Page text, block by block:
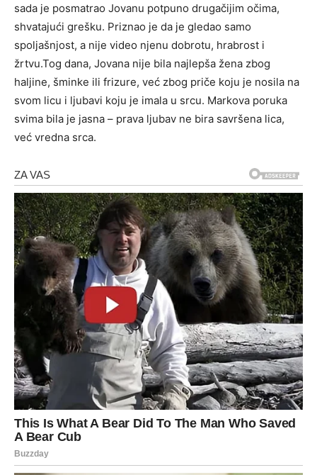
sada je posmatrao Jovanu potpuno drugačijim očima,
shvatajući grešku. Priznao je da je gledao samo
spoljašnjost, a nije video njenu dobrotu, hrabrost i
žrtvu.Tog dana, Jovana nije bila najlepša žena zbog
haljine, šminke ili frizure, već zbog priče koju je nosila na
svom licu i ljubavi koju je imala u srcu. Markova poruka
svima bila je jasna – prava ljubav ne bira savršena lica,
već vredna srca.